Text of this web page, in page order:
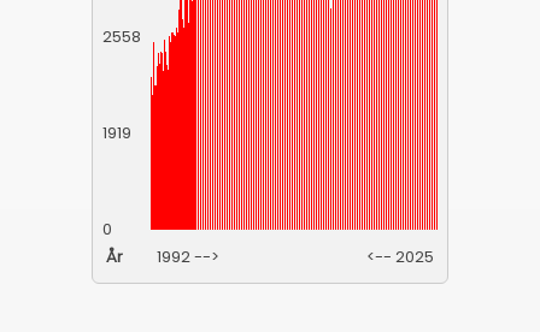
2558
1919
0
År
1992 --> <-- 2025